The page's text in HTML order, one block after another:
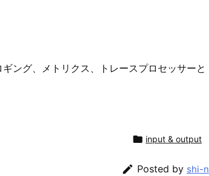
ング、メトリクス、トレースプロセッサーと
 input & output
 Posted by shi-n